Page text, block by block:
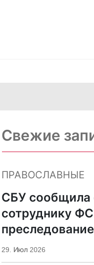
Свежие
ПРАВОСЛАВНЫЕ
СБУ сообщила
сотруднику
ПЦУ
29. Июл 2026